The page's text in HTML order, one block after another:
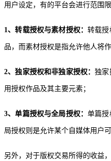
用户设定，有的平台会进行范围
1、转载授权与素材授权： 转载授
品，而素材授权是指允许他人将
2、独家授权和非独家授权：独家
用授权作品及其主要元素；
3、单篇授权与全局授权： 单篇授
局授权则是允许某个自媒体用户
另外，对于版权交易所得的收益